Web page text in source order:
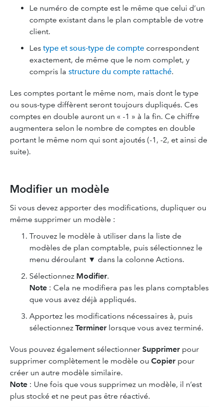
Le numéro de compte est le même que celui d’un
compte existant dans le plan comptable de votre
client.
Les type et sous-type de compte correspondent
exactement, de même que le nom complet, y
compris la structure du compte rattaché.
Les comptes portant le même nom, mais dont le type
ou sous-type diffèrent seront toujours dupliqués. Ces
comptes en double auront un « -1 » à la fin. Ce chiffre
augmentera selon le nombre de comptes en double
portant le même nom qui sont ajoutés (-1, -2, et ainsi de
suite).
Modifier un modèle
Si vous devez apporter des modifications, dupliquer ou
même supprimer un modèle :
Trouvez le modèle à utiliser dans la liste de
modèles de plan comptable, puis sélectionnez le
menu déroulant ▼ dans la colonne Actions.
Sélectionnez Modifier.
Note : Cela ne modifiera pas les plans comptables
que vous avez déjà appliqués.
Apportez les modifications nécessaires à, puis
sélectionnez Terminer lorsque vous avez terminé.
Vous pouvez également sélectionner Supprimer pour
supprimer complètement le modèle ou Copier pour
créer un autre modèle similaire.
Note : Une fois que vous supprimez un modèle, il n’est
plus stocké et ne peut pas être réactivé.